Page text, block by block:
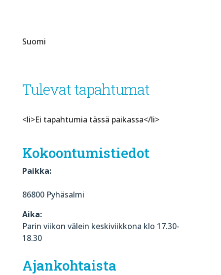
Suomi
Tulevat tapahtumat
<li>Ei tapahtumia tässä paikassa</li>
Kokoontumistiedot
Paikka:
86800 Pyhäsalmi
Aika:
Parin viikon välein keskiviikkona klo 17.30-
18.30
Ajankohtaista